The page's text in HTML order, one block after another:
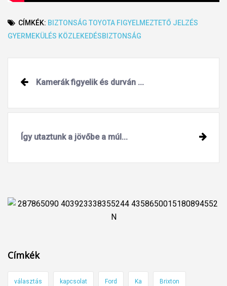
CÍMKÉK: BIZTONSÁG TOYOTA FIGYELMEZTETŐ JELZÉS
GYERMEKÜLÉS KÖZLEKEDÉSBIZTONSÁG
Post
navigation
Kamerák figyelik és durván ...
Így utaztunk a jövőbe a múl...
Címkék
választás kapcsolat Ford Ka Brixton